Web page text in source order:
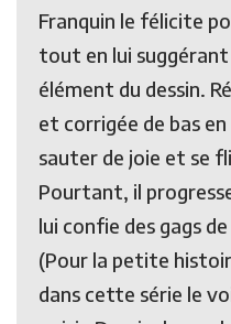
Franquin le félicite
tout en lui
élément du dessin.
et corrigée de bas
sauter de joie et se
Pourtant, il
lui confie des gags
(Pour la petite
dans cette série le